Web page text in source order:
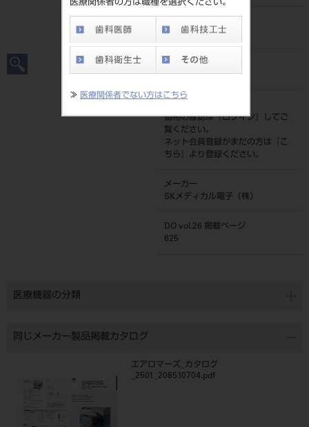
医療関係者の方は職種を選択ください。
≫ 医療関係者でない方はこちら
202230305
JAN/EANコード
4560333970693
価格の確認は『ログイン
』してご
覧ください。
ネット会員登録がまだの方は『
こ
ちら
』より登録ください。
メーカー
SKメディカル電子（株）
DO vol.26 掲載ページ
625
医療機器の分類
同じメーカー製品掲載カタログ
エアロマーズ_カタログ
_2501_208510704.pdf